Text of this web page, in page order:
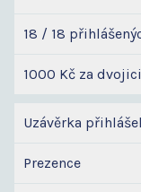
18 / 18
1000 Kč za dvojici
Uzávěrka
Prezence